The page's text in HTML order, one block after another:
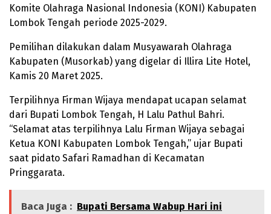
Komite Olahraga Nasional Indonesia (KONI) Kabupaten
Lombok Tengah periode 2025-2029.
Pemilihan dilakukan dalam Musyawarah Olahraga
Kabupaten (Musorkab) yang digelar di Illira Lite Hotel,
Kamis 20 Maret 2025.
Terpilihnya Firman Wijaya mendapat ucapan selamat
dari Bupati Lombok Tengah, H Lalu Pathul Bahri.
“Selamat atas terpilihnya Lalu Firman Wijaya sebagai
Ketua KONI Kabupaten Lombok Tengah,” ujar Bupati
saat pidato Safari Ramadhan di Kecamatan
Pringgarata.
Baca Juga : Bupati Bersama Wabup Hari ini